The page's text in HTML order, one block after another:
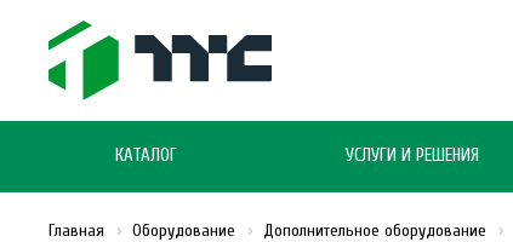
КАТАЛОГ УСЛУГИ И РЕШЕНИЯ
Главная Оборудование Дополнительное оборудование